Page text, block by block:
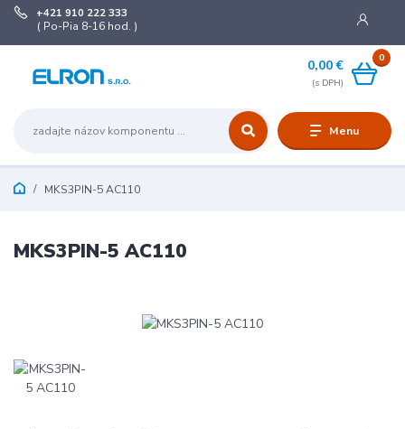
Menu
+421 910 222 333
( Po-Pia 8-16 hod. )
0
0,00 €
MKS3PIN-5 AC110
MKS3PIN-5 AC110